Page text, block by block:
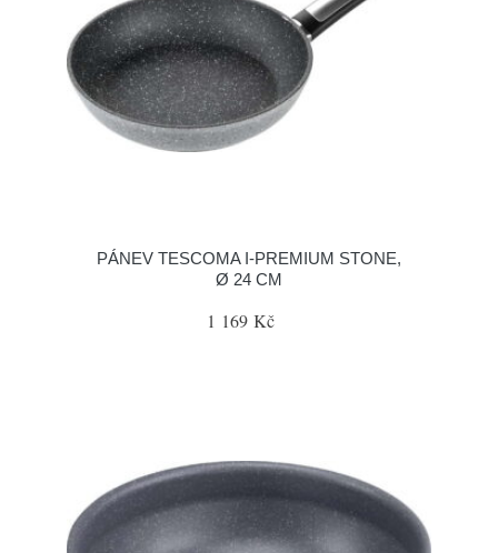
PÁNEV TESCOMA I-PREMIUM STONE,
Ø 24 CM
1 169 Kč